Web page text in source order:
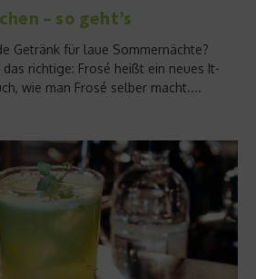
– so geht’s
Getränk für laue Sommernächte?
richtige: Frosé heißt ein neues It-
wie man Frosé selber macht....